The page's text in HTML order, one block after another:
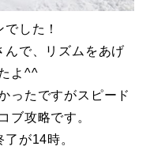
した！
で、リズムをあげ
よ^^
ったですがスピード
ブ攻略です。
が14時。